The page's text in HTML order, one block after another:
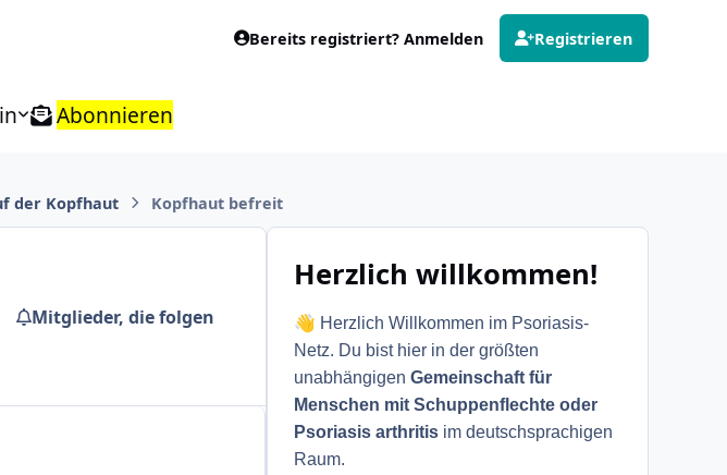
Bereits registriert? Anmelden Registrieren
Abonnieren
der Kopfhaut Kopfhaut befreit
Mitglieder, die folgen
Herzlich willkommen!
👋 Herzlich Willkommen im Psoriasis-
Netz. Du bist hier in der größten
unabhängigenGemeinschaft für
Menschen mit Schuppenflechte oder
Psoriasis arthritis im deutschsprachigen
Raum.